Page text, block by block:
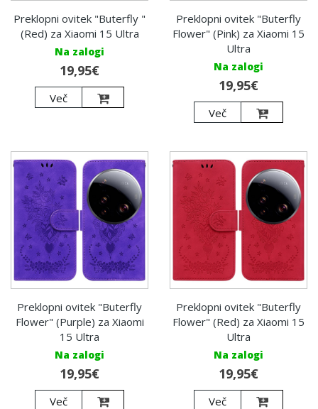
Preklopni ovitek "Buterfly "
(Red) za Xiaomi 15 Ultra
Na zalogi
19,95€
Več
Preklopni ovitek "Buterfly
Flower" (Pink) za Xiaomi 15
Ultra
Na zalogi
19,95€
Več
Preklopni ovitek "Buterfly
Flower" (Purple) za Xiaomi
15 Ultra
Na zalogi
19,95€
Več
Preklopni ovitek "Buterfly
Flower" (Red) za Xiaomi 15
Ultra
Na zalogi
19,95€
Več